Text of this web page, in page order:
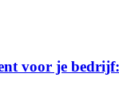
voor je